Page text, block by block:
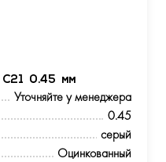
С21 0.45 мм
Уточняйте у менеджера
0.45
серый
Оцинкованный